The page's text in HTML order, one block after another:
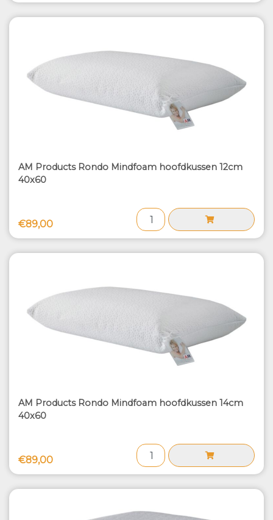
AM Products Rondo Mindfoam hoofdkussen 12cm
40x60
€89,00
AM Products Rondo Mindfoam hoofdkussen 14cm
40x60
€89,00